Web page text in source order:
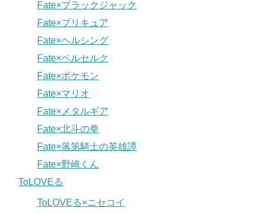
Fate×ブラックジャック
Fate×プリキュア
Fate×ヘルシング
Fate×ベルセルク
Fate×ポケモン
Fate×マリオ
Fate×メタルギア
Fate×北斗の拳
Fate×落第騎士の英雄譚
Fate×野崎くん
ToLOVEる
ToLOVEる×ニセコイ